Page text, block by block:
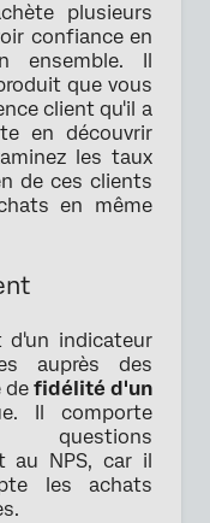
plusieurs
confiance en
ensemble. Il
que vous
client qu'il a
en découvrir
les taux
de ces clients
en même
d'un indicateur
auprès des
defidélité d'un
Il comporte
questions
au NPS, car il
les achats